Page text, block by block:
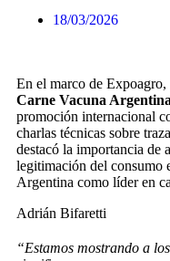
18/03/2026
En el marco de Expoagro,
Carne Vacuna
promoción internacional
charlas técnicas sobre
destacó la importancia de
legitimación del consumo
Argentina como líder en
Adrián Bifaretti
“Estamos mostrando a